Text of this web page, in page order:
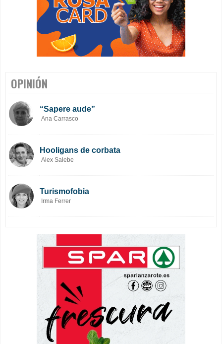
OPINIÓN
“Sapere aude”
Ana Carrasco
Hooligans de corbata
Alex Salebe
Turismofobia
Irma Ferrer